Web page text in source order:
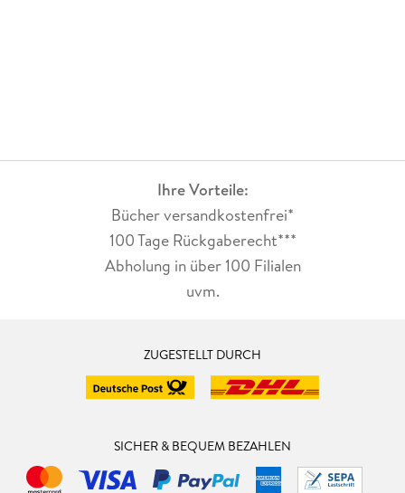
Ihre Vorteile:
Bücher versandkostenfrei*
100 Tage Rückgaberecht***
Abholung in über 100 Filialen
uvm.
ZUGESTELLT DURCH
SICHER & BEQUEM BEZAHLEN